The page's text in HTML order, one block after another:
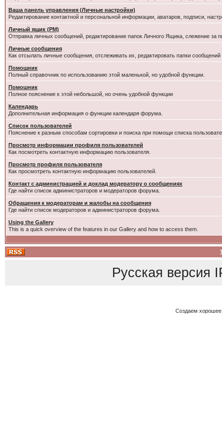
Ваша панель управления (Личные настройки)
Редактирование контактной и персональной информации, аватаров, подписи,
Личный ящик (PM)
Отправка личных сообщений, редактирование папок Личного Ящика, слежение за
Личные сообщения
Как отсылать личные сообщения, отслеживать их, редактировать папки
Помощник
Полный справочник по использованию этой маленькой, но удобной функции.
Помошник
Полное пояснение к этой небольшой, но очень удобной функции
Календарь
Дополнительная информация о функции календаря форума.
Список пользователей
Пояснение к разным способам сортировки и поиска при помощи списка
Просмотр информации профиля пользователей
Как посмотреть контактную информацию пользователя.
Просмотр профиля пользователя
Как просмотреть контактную информацию пользователей.
Контакт с администрацией и доклад модератору о сообщениях
Где найти список администраторов и модераторов форума.
Обращения к модераторам и жалобы на сообщения
Где найти список модераторов и администраторов форума.
Using the Gallery
This is a quick overview of the features in our Gallery and how to access them.
Русская версия
Создаем